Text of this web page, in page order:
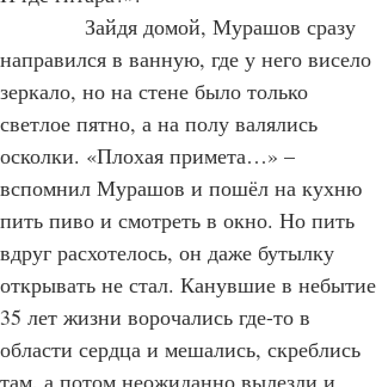
И где гитара?».
Зайдя домой, Мурашов сразу
направился в ванную, где у него висело
зеркало, но на стене было только
светлое пятно, а на полу валялись
осколки. «Плохая примета…» –
вспомнил Мурашов и пошёл на кухню
пить пиво и смотреть в окно. Но пить
вдруг расхотелось, он даже бутылку
открывать не стал. Канувшие в небытие
35 лет жизни ворочались где-то в
области сердца и мешались, скреблись